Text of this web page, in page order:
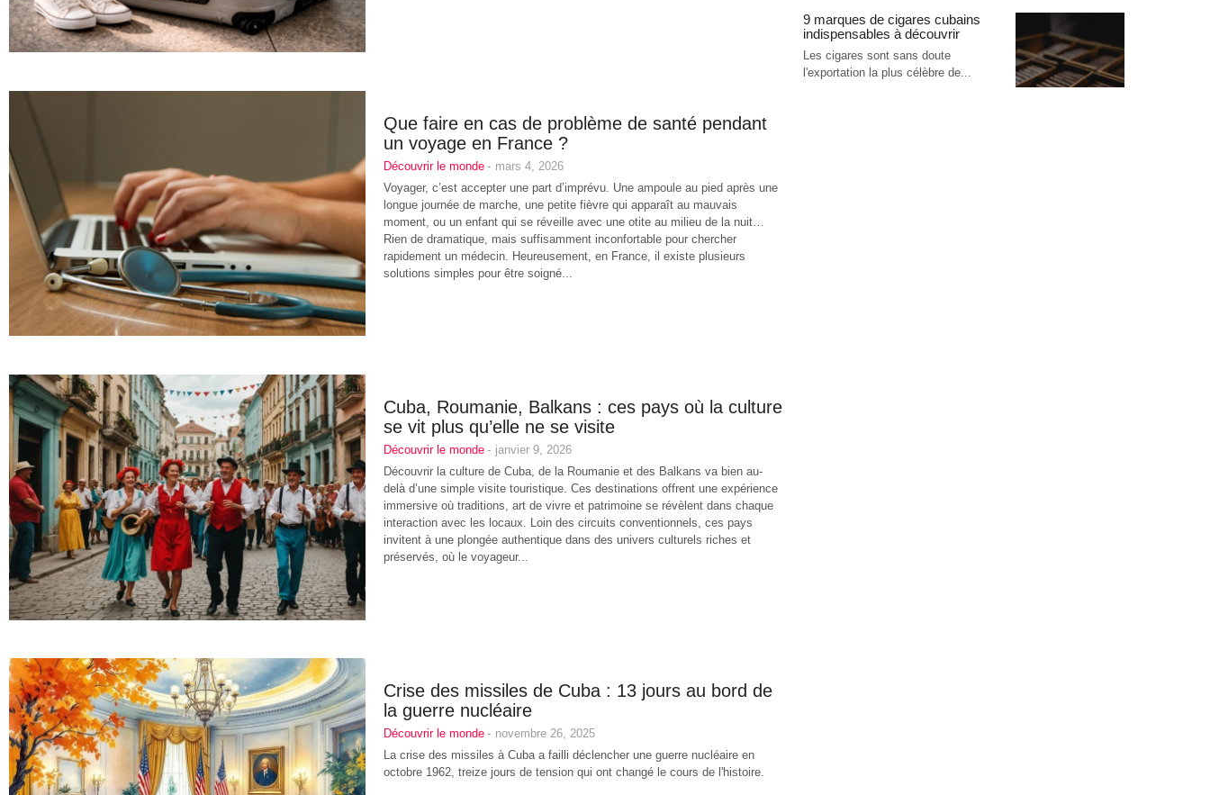
Que faire en cas de problème de santé pendant
un voyage en France ?
Découvrir le monde - mars 4, 2026
Voyager, c’est accepter une part d’imprévu. Une ampoule au pied après une
longue journée de marche, une petite fièvre qui apparaît au mauvais
moment, ou un enfant qui se réveille avec une otite au milieu de la nuit…
Rien de dramatique, mais suffisamment inconfortable pour chercher
rapidement un médecin. Heureusement, en France, il existe plusieurs
solutions simples pour être soigné...
Cuba, Roumanie, Balkans : ces pays où la culture
se vit plus qu’elle ne se visite
Découvrir le monde - janvier 9, 2026
Découvrir la culture de Cuba, de la Roumanie et des Balkans va bien au-
delà d’une simple visite touristique. Ces destinations offrent une expérience
immersive où traditions, art de vivre et patrimoine se révèlent dans chaque
interaction avec les locaux. Loin des circuits conventionnels, ces pays
invitent à une plongée authentique dans des univers culturels riches et
préservés, où le voyageur...
Crise des missiles de Cuba : 13 jours au bord de
la guerre nucléaire
Découvrir le monde - novembre 26, 2025
La crise des missiles à Cuba a failli déclencher une guerre nucléaire en
octobre 1962, treize jours de tension qui ont changé le cours de l'histoire.
9 marques de cigares cubains
indispensables à découvrir
Les cigares sont sans doute
l'exportation la plus célèbre de...